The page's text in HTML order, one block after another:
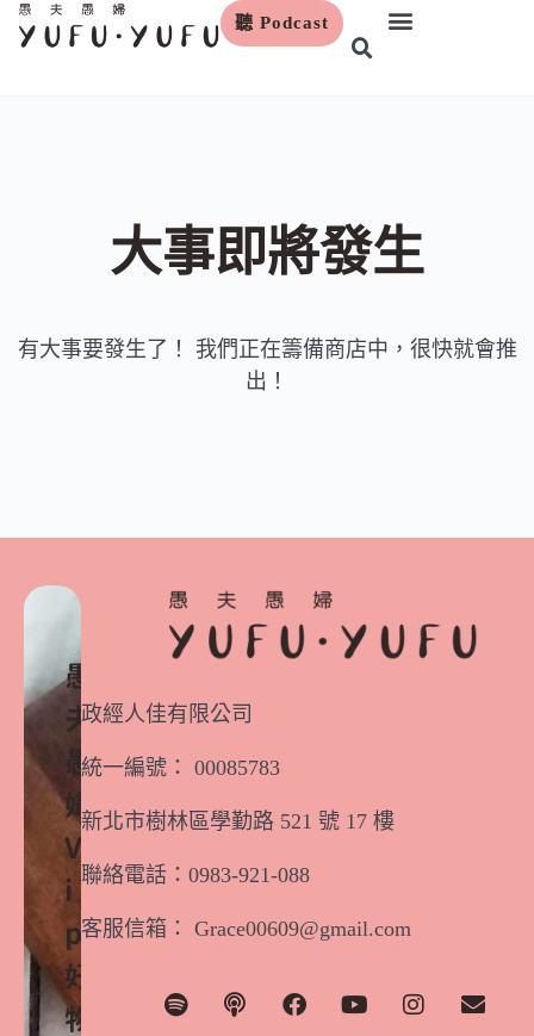
跳
聽 Podcast
大事即將發生
有大事要發生了！ 我們正在籌備商店中，很快就會推
出！
政經人佳有限公司
統一編號： 00085783
新北市樹林區學勤路 521 號 17 樓
聯絡電話：0983-921-088
客服信箱： Grace00609@gmail.com
愚
夫
愚
婦
V
i
p
好
物